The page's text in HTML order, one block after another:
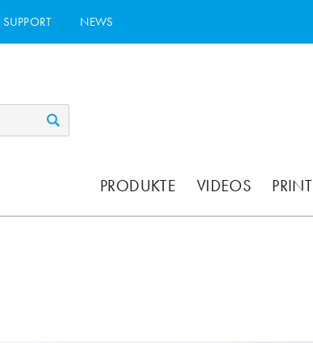
SUPPORT NEWS
PRODUKTE VIDEOS PRINT